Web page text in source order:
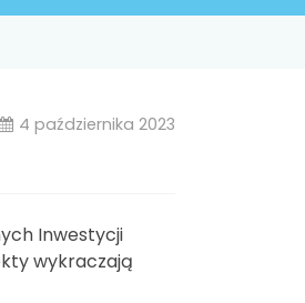
4 października 2023
Inwestycji
wykraczają